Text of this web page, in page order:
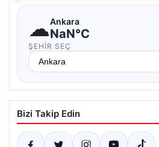
☁Ankara
NaN°C
ŞEHIR SEÇ
Bizi Takip Edin